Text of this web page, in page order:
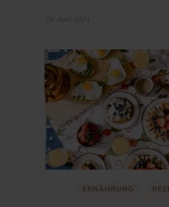
29. April 2024
ERNÄHRUNG